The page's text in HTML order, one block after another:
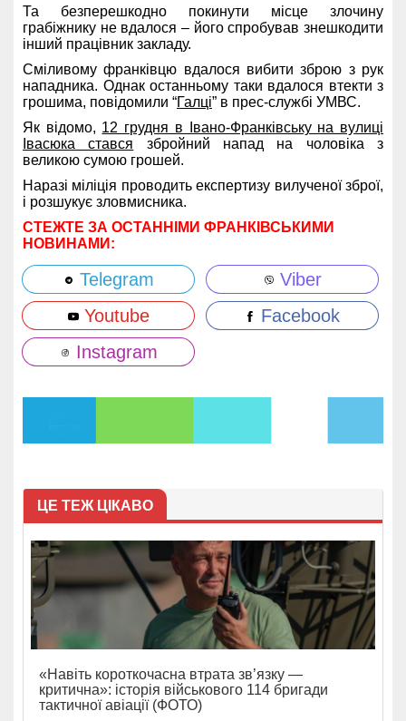
Та безперешкодно покинути місце злочину
грабіжнику не вдалося – його спробував знешкодити
інший працівник закладу.
Сміливому франківцю вдалося вибити зброю з рук
нападника. Однак останньому таки вдалося втекти з
грошима, повідомили “Галці” в прес-службі УМВС.
Як відомо, 12 грудня в Івано-Франківську на вулиці
Івасюка стався збройний напад на чоловіка з
великою сумою грошей.
Наразі міліція проводить експертизу вилученої зброї,
і розшукує зловмисника.
СТЕЖТЕ ЗА ОСТАННІМИ ФРАНКІВСЬКИМИ
НОВИНАМИ:
Telegram
Viber
Youtube
Facebook
Instagram
ЦЕ ТЕЖ ЦІКАВО
«Навіть короткочасна втрата зв’язку —
критична»: історія військового 114 бригади
тактичної авіації (ФОТО)